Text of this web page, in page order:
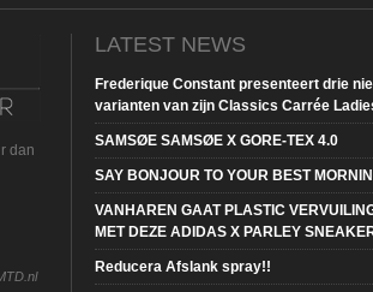
dan
LATEST NEWS
Frederique Constant presenteert drie
varianten van zijn Classics Carrée
SAMSØE SAMSØE X GORE-TEX 4.0
SAY BONJOUR TO YOUR BEST
VANHAREN GAAT PLASTIC
MET DEZE ADIDAS X PARLEY
Reducera Afslank spray!!